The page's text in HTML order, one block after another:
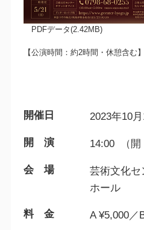
PDFデータ(2.42MB)
【公演時間：約2時間・休憩含む】
開催日 2023年10月
開 演 14:00 （
会 場
芸術文化
ホール
料 金 A ¥5,000／